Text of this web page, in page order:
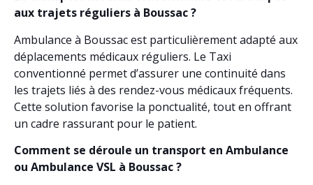
aux trajets réguliers à Boussac ?
Ambulance à Boussac est particulièrement adapté aux
déplacements médicaux réguliers. Le Taxi
conventionné permet d’assurer une continuité dans
les trajets liés à des rendez-vous médicaux fréquents.
Cette solution favorise la ponctualité, tout en offrant
un cadre rassurant pour le patient.
Comment se déroule un transport en Ambulance
ou Ambulance VSL à Boussac ?